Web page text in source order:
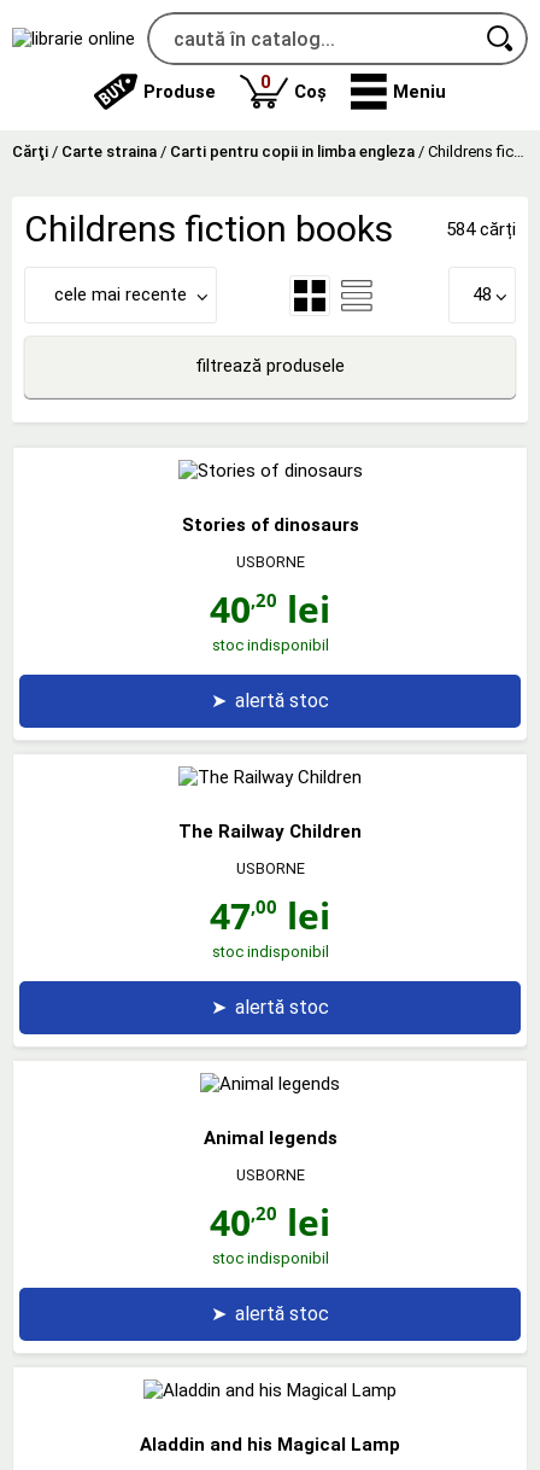
Produse 0produse
Coș Meniu
Cărţi / Carte straina / Carti pentru copii in limba engleza / Childrens fiction books
Childrens fiction books 584 cărți
cele mai recente 48
filtrează produsele
Stories of dinosaurs
USBORNE
40,20 lei
stoc indisponibil
➤ alertă stoc
The Railway Children
USBORNE
47,00 lei
stoc indisponibil
➤ alertă stoc
Animal legends
USBORNE
40,20 lei
stoc indisponibil
➤ alertă stoc
Aladdin and his Magical Lamp